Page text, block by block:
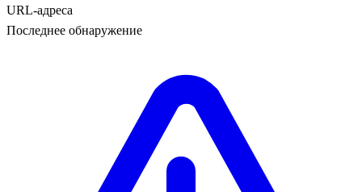
URL-адреса
Последнее обнаружение